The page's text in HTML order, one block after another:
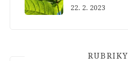
22. 2. 2023
RUBRIKY